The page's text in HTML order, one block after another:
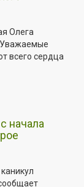
Олега
Уважаемые
всего сердца
начала